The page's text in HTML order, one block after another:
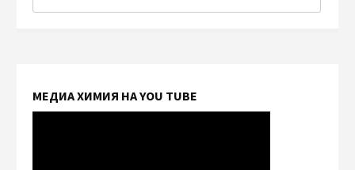
МЕДИА ХИМИЯ НА YOU TUBE